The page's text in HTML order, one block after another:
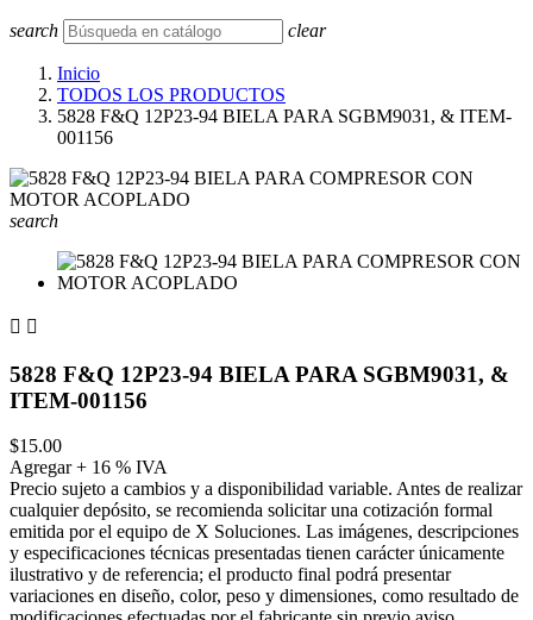
search clear
Inicio
TODOS LOS PRODUCTOS
5828 F&Q 12P23-94 BIELA PARA SGBM9031, & ITEM-
001156
search
 
5828 F&Q 12P23-94 BIELA PARA SGBM9031, &
ITEM-001156
$15.00
Agregar + 16 % IVA
Precio sujeto a cambios y a disponibilidad variable. Antes de realizar
cualquier depósito, se recomienda solicitar una cotización formal
emitida por el equipo de X Soluciones. Las imágenes, descripciones
y especificaciones técnicas presentadas tienen carácter únicamente
ilustrativo y de referencia; el producto final podrá presentar
variaciones en diseño, color, peso y dimensiones, como resultado de